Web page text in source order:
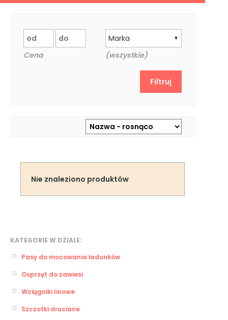
KATEGORIE W DZIALE:
Pasy do mocowania ładunków
Osprzęt do zawiesi
Wciągniki linowe
Szczotki druciane
Cena
▼
Marka
(wszystkie)
Nie znaleziono produktów